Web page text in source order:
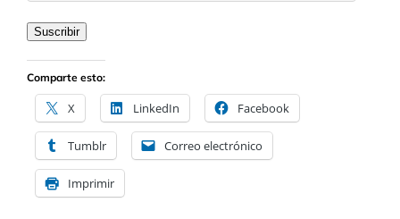
de
correo
electrónico
Suscribir
Comparte esto:
X LinkedIn Facebook
Tumblr Correo electrónico
Imprimir